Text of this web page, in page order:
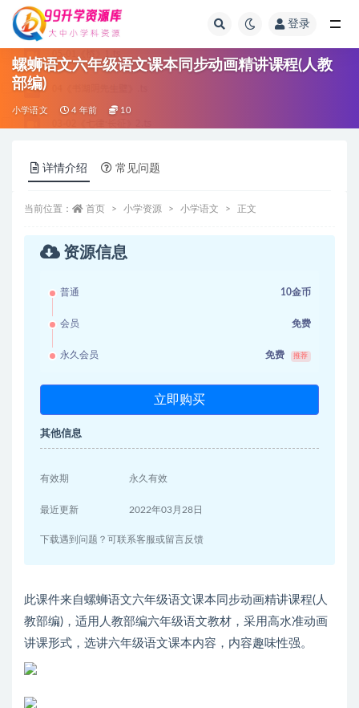
登录
螺蛳语文六年级语文课本同步动画精讲课程(人教
部编)
小学语文 4 年前 10
详情介绍 常见问题
当前位置： 首页 小学资源 小学语文 正文
资源信息
普通 10金币
会员 免费
永久会员 免费 推荐
立即购买
其他信息
有效期 永久有效
最近更新 2022年03月28日
下载遇到问题？可联系客服或留言反馈
此课件来自螺蛳语文六年级语文课本同步动画精讲课程(人
教部编)，适用人教部编六年级语文教材，采用高水准动画
讲课形式，选讲六年级语文课本内容，内容趣味性强。